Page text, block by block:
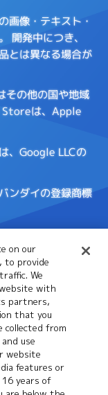
画像・テキスト・
開発中につき、
とは異なる場合が
の他の国や地域
は、Apple
、Google LLCの
ンダイの登録商標
Cookies
Settings
シーノーティス
on our
to provide
We
with
partners,
that you
collected from
use
website
features or
16 years of